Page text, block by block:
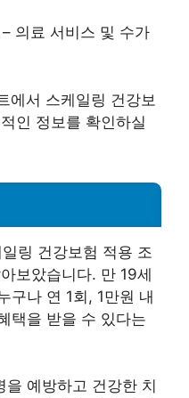
의료 서비스 및 수가
에서 스케일링 건강보
인 정보를 확인하실
링 건강보험 적용 조
보았습니다. 만 19세
구나 연 1회, 1만원 내
택을 받을 수 있다는
예방하고 건강한 치